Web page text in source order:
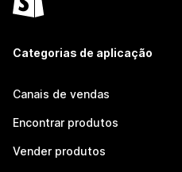
Categorias de aplicação
Canais de vendas
Encontrar produtos
Vender produtos